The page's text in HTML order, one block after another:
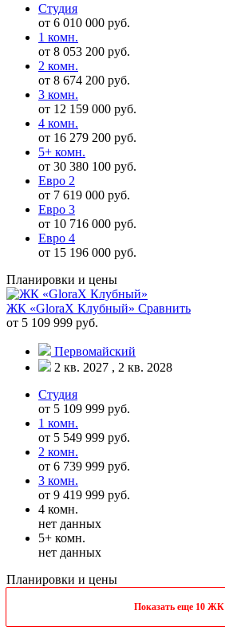
Студия
от 6 010 000 руб.
1 комн.
от 8 053 200 руб.
2 комн.
от 8 674 200 руб.
3 комн.
от 12 159 000 руб.
4 комн.
от 16 279 200 руб.
5+ комн.
от 30 380 100 руб.
Евро 2
от 7 619 000 руб.
Евро 3
от 10 716 000 руб.
Евро 4
от 15 196 000 руб.
Планировки и цены
ЖК «GloraX Клубный» Сравнить
от 5 109 999 руб.
Первомайский
2 кв. 2027 , 2 кв. 2028
Студия
от 5 109 999 руб.
1 комн.
от 5 549 999 руб.
2 комн.
от 6 739 999 руб.
3 комн.
от 9 419 999 руб.
4 комн.
нет данных
5+ комн.
нет данных
Планировки и цены
Показать еще 10 ЖК